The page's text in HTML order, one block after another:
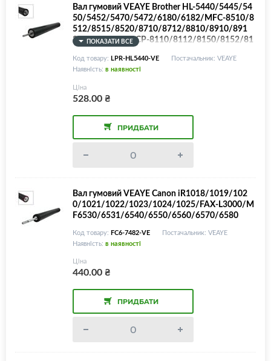
Вал гумовий VEAYE Brother HL-5440/5445/54
50/5452/5470/5472/6180/6182/MFC-8510/8
512/8515/8520/8710/8712/8810/8910/891
2/8950/8952/DCP-8110/8112/8150/8152/81
55/8157/8250
ПОКАЗАТИ ВСЕ
Код товару: LPR-HL5440-VE
Постачальник: VEAYE
Наявність: в наявності
Ціна
528.00₴
ПРИДБАТИ
Вал гумовий VEAYE Canon iR1018/1019/102
0/1021/1022/1023/1024/1025/FAX-L3000/M
F6530/6531/6540/6550/6560/6570/6580
Код товару: FC6-7482-VE
Постачальник: VEAYE
Наявність: в наявності
Ціна
440.00₴
ПРИДБАТИ